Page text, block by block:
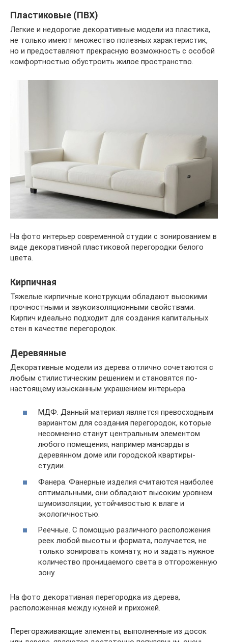
Пластиковые (ПВХ)
Легкие и недорогие декоративные модели из пластика,
не только имеют множество полезных характеристик,
но и предоставляют прекрасную возможность с особой
комфортностью обустроить жилое пространство.
На фото интерьер современной студии с зонированием в
виде декоративной пластиковой перегородки белого
цвета.
Кирпичная
Тяжелые кирпичные конструкции обладают высокими
прочностными и звукоизоляционными свойствами.
Кирпич идеально подходит для создания капитальных
стен в качестве перегородок.
Деревянные
Декоративные модели из дерева отлично сочетаются с
любым стилистическим решением и становятся по-
настоящему изысканным украшением интерьера.
МДФ. Данный материал является превосходным
вариантом для создания перегородок, которые
несомненно станут центральным элементом
любого помещения, например мансарды в
деревянном доме или городской квартиры-
студии.
Фанера. Фанерные изделия считаются наиболее
оптимальными, они обладают высоким уровнем
шумоизоляции, устойчивостью к влаге и
экологичностью.
Реечные. С помощью различного расположения
реек любой высоты и формата, получается, не
только зонировать комнату, но и задать нужное
количество проницаемого света в отгороженную
зону.
На фото декоративная перегородка из дерева,
расположенная между кухней и прихожей.
Перегораживающие элементы, выполненные из досок